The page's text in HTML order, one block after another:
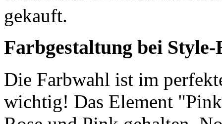
gekauft.
Farbgestaltung bei
Die Farbwahl ist im
wichtig! Das Element